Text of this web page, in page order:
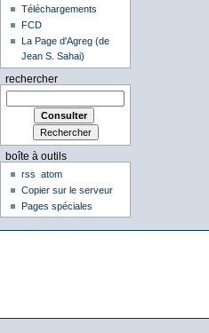
Téléchargements
FCD
La Page d'Agreg (de
Jean S. Sahai)
rechercher
boîte à outils
rss
atom
Copier sur le serveur
Pages spéciales